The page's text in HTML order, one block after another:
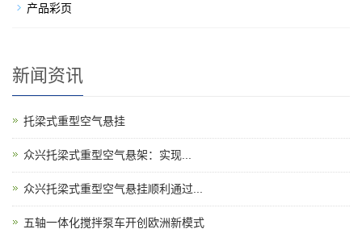
产品彩页
新闻资讯
托梁式重型空气悬挂
​众兴托梁式重型空气悬架：实现...
众兴托梁式重型空气悬挂顺利通过...
五轴一体化搅拌泵车开创欧洲新模式